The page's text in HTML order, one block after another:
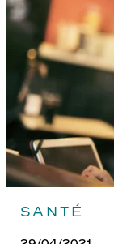
SANTÉ
ses
lunettes